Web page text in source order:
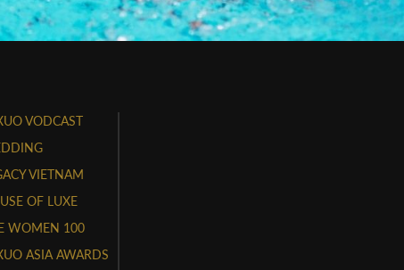
VODCAST
VIETNAM
OF LUXE
WOMEN 100
ASIA AWARDS